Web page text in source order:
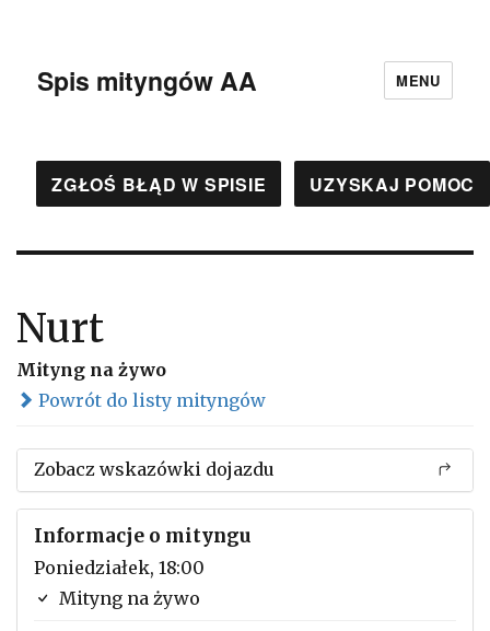
Spis mityngów AA MENU
ZGŁOŚ BŁĄD W SPISIE UZYSKAJ POMOC
Nurt
Mityng na żywo
Powrót do listy mityngów
Zobacz wskazówki dojazdu
Informacje o mityngu
Poniedziałek, 18:00
Mityng na żywo